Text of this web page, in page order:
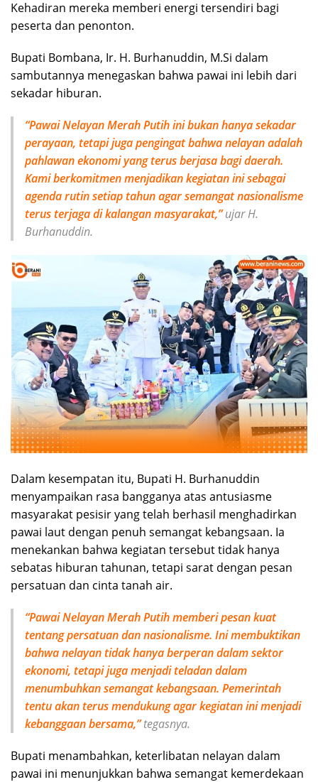
Kehadiran mereka memberi energi tersendiri bagi
peserta dan penonton.
Bupati Bombana, Ir. H. Burhanuddin, M.Si dalam
sambutannya menegaskan bahwa pawai ini lebih dari
sekadar hiburan.
“Pawai Nelayan Merah Putih ini bukan hanya sekadar
perayaan, tetapi juga pengingat bahwa nelayan adalah
pahlawan ekonomi yang terus berjasa bagi daerah.
Kami berkomitmen menjadikan kegiatan ini sebagai
agenda rutin setiap tahun agar semangat nasionalisme
terus terjaga di kalangan masyarakat,”ujar H.
Burhanuddin.
Dalam kesempatan itu, Bupati H. Burhanuddin
menyampaikan rasa bangganya atas antusiasme
masyarakat pesisir yang telah berhasil menghadirkan
pawai laut dengan penuh semangat kebangsaan. Ia
menekankan bahwa kegiatan tersebut tidak hanya
sebatas hiburan tahunan, tetapi sarat dengan pesan
persatuan dan cinta tanah air.
“Pawai Nelayan Merah Putih memberi pesan kuat
tentang persatuan dan nasionalisme. Ini membuktikan
bahwa nelayan tidak hanya berperan dalam sektor
ekonomi, tetapi juga menjadi teladan dalam
menumbuhkan semangat kebangsaan. Pemerintah
tentu akan terus mendukung agar kegiatan ini menjadi
kebanggaan bersama,”tegasnya.
Bupati menambahkan, keterlibatan nelayan dalam
pawai ini menunjukkan bahwa semangat kemerdekaan